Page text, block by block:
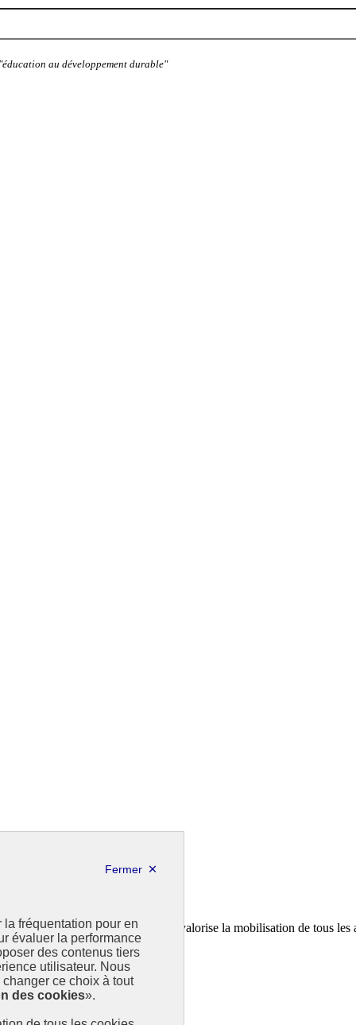
fréquentation pour en
évaluer la performance
des contenus tiers
utilisateur. Nous
ce choix à tout
des cookies».
au développement durable"
la feuille de route de la France. Il valorise la mobilisation de tous les